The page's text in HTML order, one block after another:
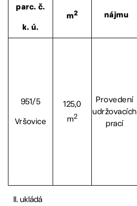
parc. č.
k. ú.
m2 nájmu
951/5
Vršovice
125,0
m2
Provedení
udržovacích
prací
ukládá